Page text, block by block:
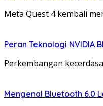
Meta Quest 4 kembali
Peran Teknologi NVIDIA
Perkembangan
Mengenal Bluetooth 6.0